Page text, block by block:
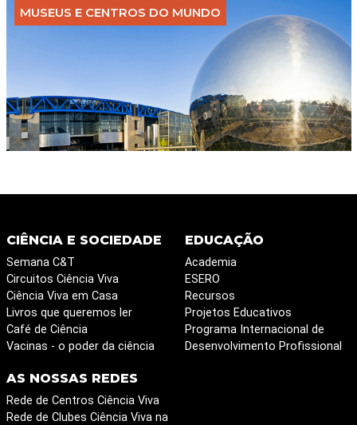
MUSEUS E CENTROS DO MUNDO
CIÊNCIA E SOCIEDADE
Semana C&T
Circuitos Ciência Viva
Ciência Viva em Casa
Livros que queremos ler
Café de Ciência
Vacinas - o poder da ciência
EDUCAÇÃO
Academia
ESERO
Recursos
Projetos Educativos
Programa Internacional de
Desenvolvimento Profissional
AS NOSSAS REDES
Rede de Centros Ciência Viva
Rede de Clubes Ciência Viva na